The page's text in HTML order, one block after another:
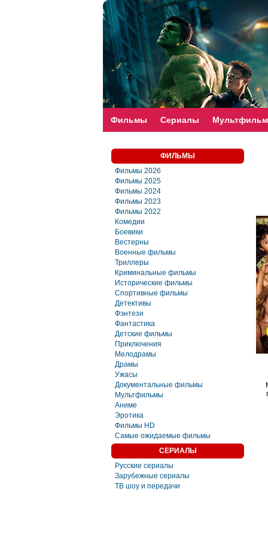
faste-torrent.com
Фильмы Сериалы
ФИЛЬМЫ
Фильмы 2026
Фильмы 2025
Фильмы 2024
Фильмы 2023
Фильмы 2022
Комедии
Боевики
Вестерны
Военные фильмы
Триллеры
Криминальные фильмы
Исторические фильмы
Спортивные фильмы
Детективы
Фэнтези
Фaнтастика
Детские фильмы
Приключения
Мелодрамы
Драмы
Ужасы
Документальные фильмы
Мультфильмы
Аниме
Эротика
Фильмы HD
Самые ожидаемые фильмы
СЕРИАЛЫ
Русские сериалы
Зарубежные сериалы
ТВ шоу и передачи